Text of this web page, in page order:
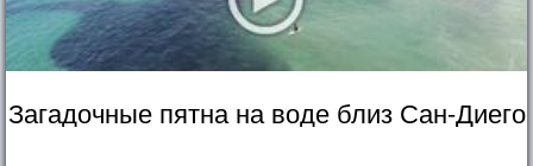
Загадочные пятна на воде близ Сан-Диего